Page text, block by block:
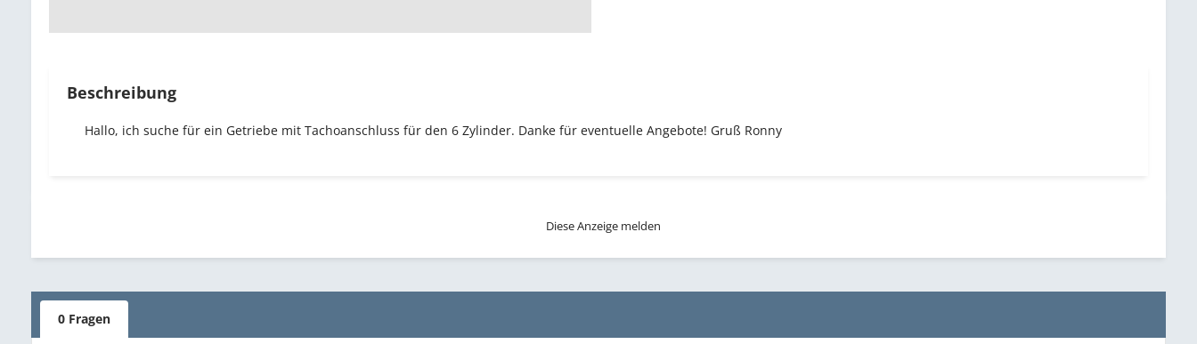
Beschreibung
Hallo, ich suche für ein Getriebe mit Tachoanschluss für den 6 Zylinder. Danke für eventuelle Angebote! Gruß Ronny
Diese Anzeige melden
0 Fragen